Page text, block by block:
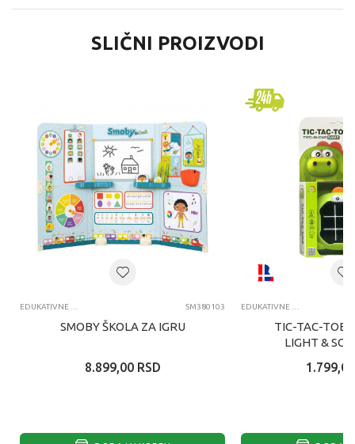
SLIČNI PROIZVODI
EDUKATIVNE IGRAČKE ZA DECU SM380103
SMOBY ŠKOLA ZA IGRU
8.899,00 RSD
EDUKATIVNE IGRAČKE ZA DECU
TIC-TAC-TOE
LIGHT &
1.799,00